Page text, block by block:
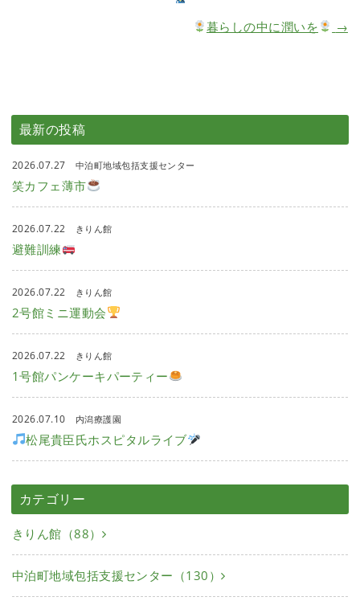
暮らしの中に潤いを →
最新の投稿
2026.07.27 中泊町地域包括支援センター
笑カフェ薄市
2026.07.22 きりん館
避難訓練
2026.07.22 きりん館
2号館ミニ運動会
2026.07.22 きりん館
1号館パンケーキパーティー
2026.07.10 内潟療護園
松尾貴臣氏ホスピタルライブ
カテゴリー
きりん館（88）
中泊町地域包括支援センター（130）